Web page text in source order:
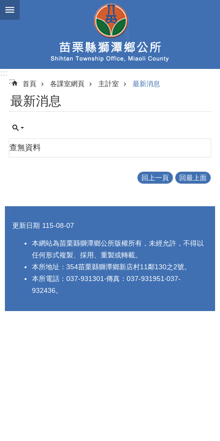
跳到主要內容區塊
:::
:::
首頁 各課室網頁 主計室 最新消息
最新消息
查無資料
回上一頁 回最上面
:::
更新日期 115-08-07
本網站為苗栗縣獅潭鄉公所版權所有，未經允許，不得以
任何形式複製、採用、重製或轉載。
本所地址：354苗栗縣獅潭鄉新店村11鄰130之2號。
本所電話：037-931301‧傳真：037-931951‧037-
932436。